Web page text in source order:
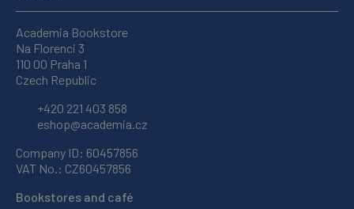
Academia Bookstore
Na Florenci 3
110 00 Praha 1
Czech Republic
+420 221 403 858
eshop@academia.cz
Company ID: 60457856
VAT No.: CZ60457856
Bookstores and café